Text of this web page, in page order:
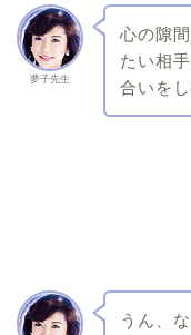
夢子先生
心の隙
たい相
合いを
うん、